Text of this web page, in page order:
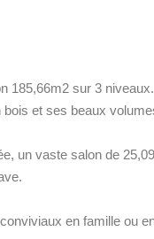
185,66m2 sur 3 niveaux.
et ses beaux
un vaste salon de
en famille ou